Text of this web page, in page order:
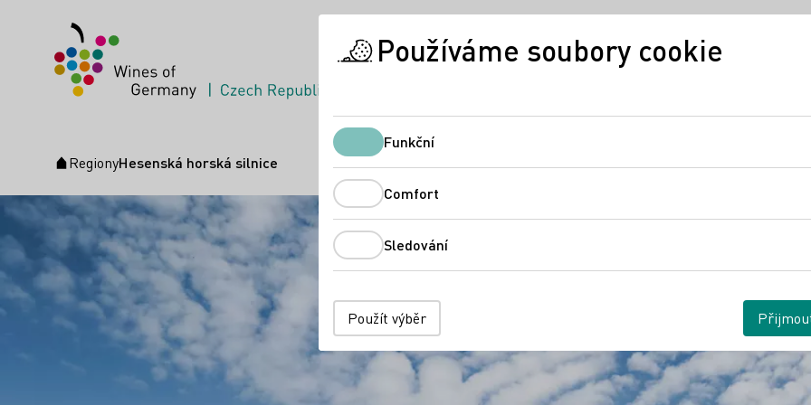
Úvodní stránka
RegionyHesenská horská silnice
Používáme soubory cookie
Funkční
Comfort
Sledování
Použít výběr